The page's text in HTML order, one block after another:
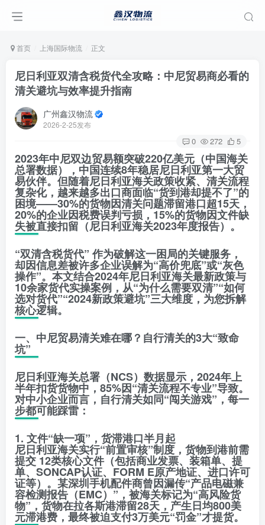
首页 上海国际物流 正文
尼日利亚双清含税货代全攻略：中尼贸易商必看的
清关避坑与效率提升指南
广州鑫汉物流
2026-2-25发布
0 272 5
2023年中尼双边贸易额突破220亿美元（中国海关
总署数据），中国连续8年稳居尼日利亚第一大贸
易伙伴。但随着尼日利亚海关政策收紧、清关流程
复杂化，越来越多出口商面临“货到港却提不了”的
困境——30%的货物因清关问题滞留港口超15天，
20%的企业因税费误判亏损，15%的货物因文件缺
失被直接扣留（尼日利亚海关2023年度报告）。
“双清含税货代” 作为破解这一困局的关键服务，
却因信息差被许多企业误解为“高价兜底”或“灰色
操作”。本文结合2024年尼日利亚海关最新政策与
10余家货代实操案例，从“为什么需要双清”“如何
选对货代”“2024新政策避坑”三大维度，为您拆解
核心逻辑。
一、中尼贸易清关难在哪？自行清关的3大“致命
坑”
尼日利亚海关总署（NCS）数据显示，2024年上
半年扣货货物中，85%因“清关流程不专业”导致。
对中小企业而言，自行清关如同“闯关游戏”，每一
步都可能踩雷：
1. 文件“缺一项”，货滞港口半月起
尼日利亚海关实行“前置审核”制度，货物到港前需
提交 12类核心文件（包括商业发票、装箱单、提
单、SONCAP认证、FORM E原产地证、进口许可
证等）。某深圳手机配件商曾因漏传“产品电磁兼
容检测报告（EMC）”，被海关标记为“高风险货
物”，货物在拉各斯港滞留28天，产生日均800美
元滞港费，最终被迫支付3万美元“罚金”才提货。